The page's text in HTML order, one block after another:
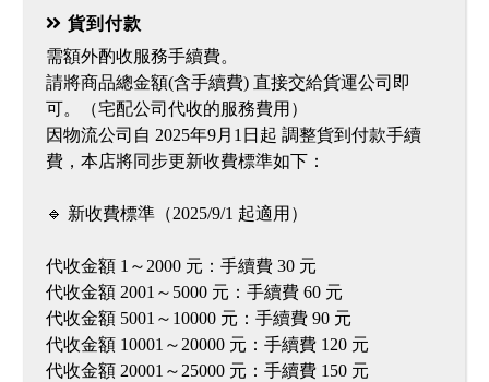
貨到付款
需額外酌收服務手續費。
請將商品總金額(含手續費) 直接交給貨運公司即
可。（宅配公司代收的服務費用）
因物流公司自 2025年9月1日起 調整貨到付款手續
費，本店將同步更新收費標準如下：
🔹 新收費標準（2025/9/1 起適用）
代收金額 1～2000 元：手續費 30 元
代收金額 2001～5000 元：手續費 60 元
代收金額 5001～10000 元：手續費 90 元
代收金額 10001～20000 元：手續費 120 元
代收金額 20001～25000 元：手續費 150 元